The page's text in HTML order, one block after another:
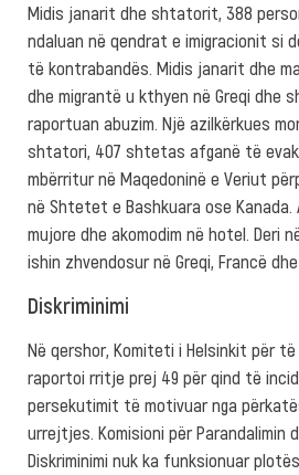
Midis janarit dhe shtatorit, 388
ndaluan në qendrat e imigracionit si
të kontrabandës. Midis janarit dhe
dhe migrantë u kthyen në Greqi dhe
raportuan abuzim. Një azilkërkues
shtatori, 407 shtetas afganë të
mbërritur në Maqedoninë e Veriut
në Shtetet e Bashkuara ose
mujore dhe akomodim në hotel. Deri
ishin zhvendosur në Greqi, Francë
Diskriminimi
Në qershor, Komiteti i Helsinkit për
raportoi rritje prej 49 për qind të
persekutimit të motivuar nga
urrejtjes. Komisioni për Parandalimin
Diskriminimi nuk ka funksionuar